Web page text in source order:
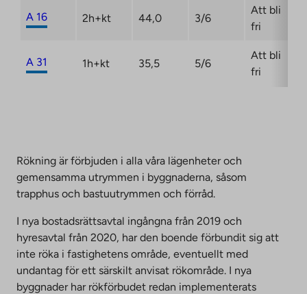
tab
A 16 2h+kt 44,0 3/6
Att bli
fri
A 31 1h+kt 35,5 5/6
Att bli
fri
Rökning är förbjuden i alla våra lägenheter och
gemensamma utrymmen i byggnaderna, såsom
trapphus och bastuutrymmen och förråd.
I nya bostadsrättsavtal ingångna från 2019 och
hyresavtal från 2020, har den boende förbundit sig att
inte röka i fastighetens område, eventuellt med
undantag för ett särskilt anvisat rökområde. I nya
byggnader har rökförbudet redan implementerats